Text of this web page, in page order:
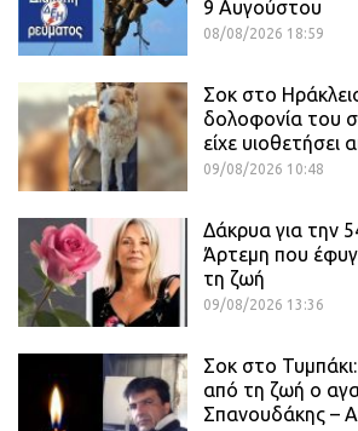
9 Αυγούστου
08/08/2026 18:59
Σοκ στο
δολοφονία του
είχε υιοθετήσει
09/08/2026 10:48
Δάκρυα για την
Άρτεμη που
τη ζωή
09/08/2026 13:36
Σοκ στο
από τη ζωή ο
Σπανουδάκης –